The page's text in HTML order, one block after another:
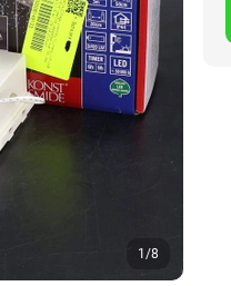
1/8